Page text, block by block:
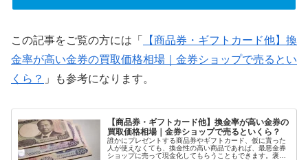
この記事をご覧の方には「
【商品券・ギフトカード他】換
金率が高い金券の買取価格相場｜金券ショップで売るとい
くら？ 」も参考になります。
【商品券・ギフトカード他】換金率が高い金券の
買取価格相場｜金券ショップで売るといくら？
誰かにプレゼントする商品券やギフトカード、仮に貰った
人が使えなくても、換金性の高い商品であれば、最悪金券
ショップに売って現金化してもらうこともできます。褒め